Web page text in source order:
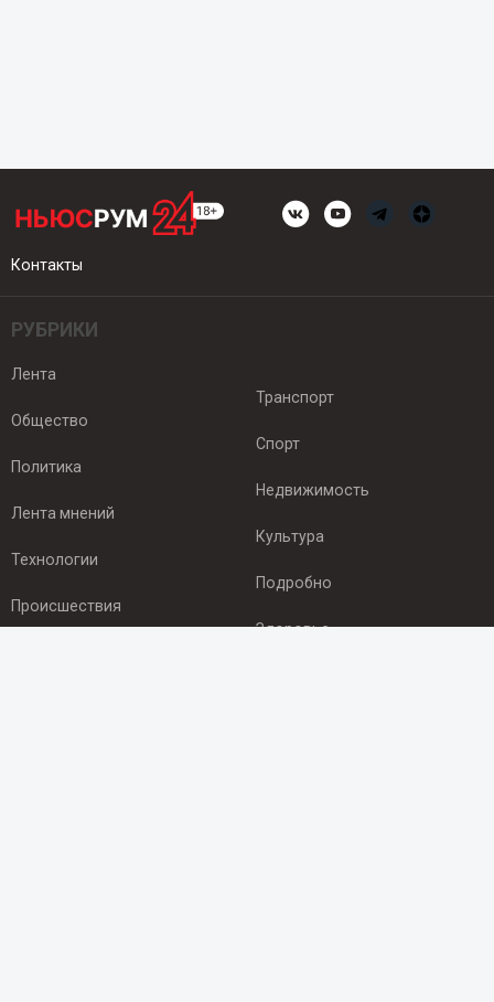
Контакты
РУБРИКИ
Лента
Общество
Политика
Лента мнений
Технологии
Происшествия
Транспорт
Спорт
Недвижимость
Культура
Подробно
Здоровье